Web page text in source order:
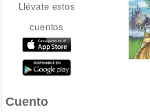
Llévate estos
cuentos
Cuento